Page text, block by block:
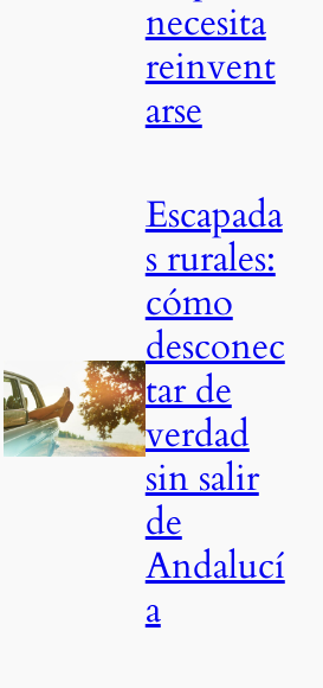
necesita
reinvent
arse
Escapada
s rurales:
cómo
desconec
tar de
verdad
sin salir
de
Andalucí
a